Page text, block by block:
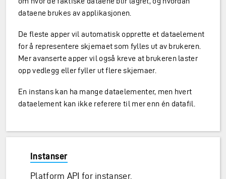
dataene brukes av applikasjonen.
De fleste apper vil automatisk opprette et dataelement
for å representere skjemaet som fylles ut av brukeren.
Mer avanserte apper vil også kreve at brukeren laster
opp vedlegg eller fyller ut flere skjemaer.
En instans kan ha mange dataelementer, men hvert
dataelement kan ikke referere til mer enn én datafil.
Instanser
Platform API for instanser.